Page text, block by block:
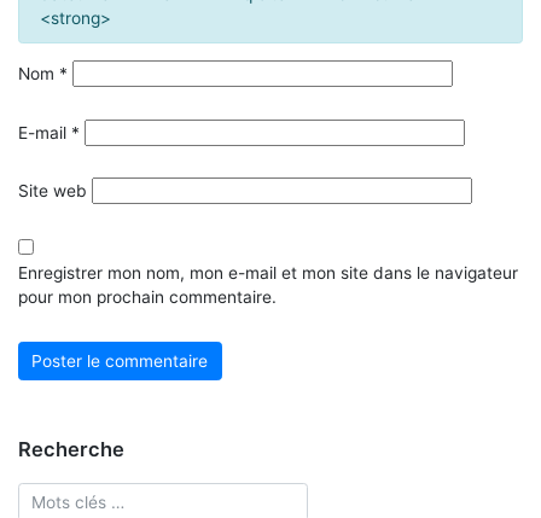
<strong>
Nom *
E-mail *
Site web
Enregistrer mon nom, mon e-mail et mon site dans le navigateur
pour mon prochain commentaire.
Recherche